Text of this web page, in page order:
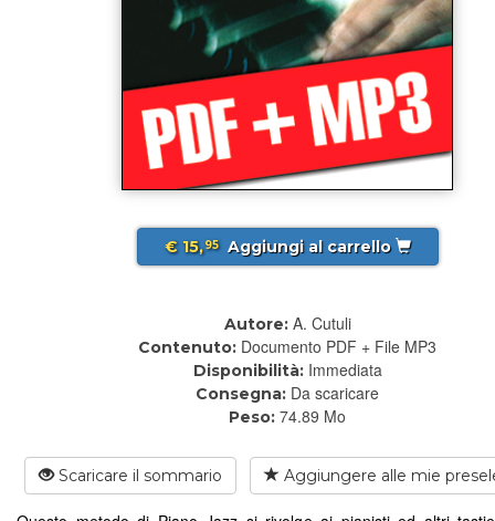
€ 15,95 Aggiungi al carrello
Autore: A. Cutuli
Contenuto: Documento PDF + File MP3
Disponibilità: Immediata
Consegna: Da scaricare
Peso: 74.89 Mo
Scaricare il sommario Aggiungere alle mie